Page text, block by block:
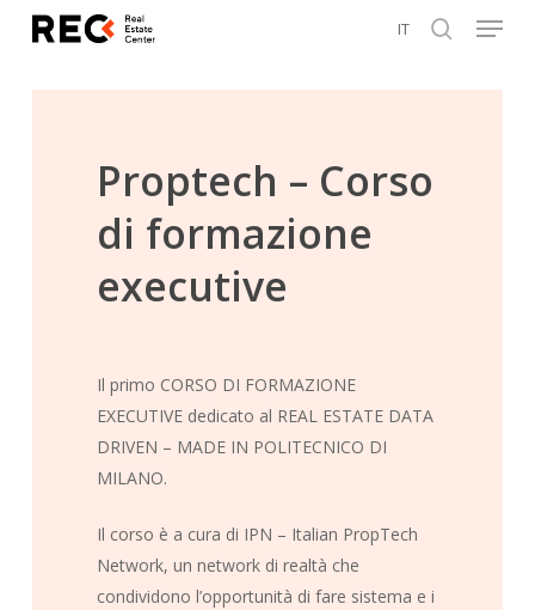
IT Menu
Proptech – Corso
di formazione
executive
Il primo CORSO DI FORMAZIONE
EXECUTIVE dedicato al REAL ESTATE DATA
DRIVEN – MADE IN POLITECNICO DI
MILANO.
Il corso è a cura di IPN – Italian PropTech
Network, un network di realtà che
condividono l’opportunità di fare sistema e i